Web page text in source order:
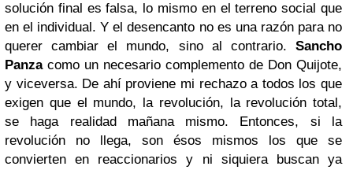
solución final es falsa, lo mismo en el terreno social que
en el individual. Y el desencanto no es una razón para no
querer cambiar el mundo, sino al contrario. Sancho
Panzacomo un necesario complemento de Don Quijote,
y viceversa. De ahí proviene mi rechazo a todos los que
exigen que el mundo, la revolución, la revolución total,
se haga realidad mañana mismo. Entonces, si la
revolución no llega, son ésos mismos los que se
convierten en reaccionarios y ni siquiera buscan ya